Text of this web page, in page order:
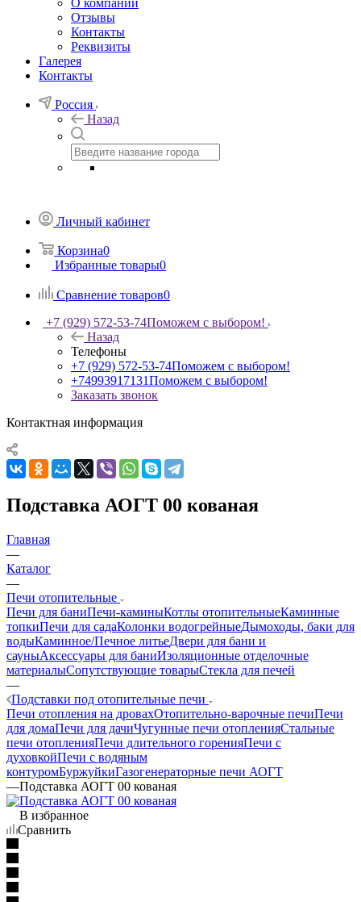
О компании
Отзывы
Контакты
Реквизиты
Галерея
Контакты
Россия
Назад
Личный кабинет
Корзина0
Избранные товары0
Сравнение товаров0
+7 (929) 572-53-74Поможем с выбором!
Назад
Телефоны
+7 (929) 572-53-74Поможем с выбором!
+74993917131Поможем с выбором!
Заказать звонок
Контактная информация
Подставка АОГТ 00 кованая
Главная
—
Каталог
—
Печи отопительные
Печи для баниПечи-каминыКотлы отопительныеКаминные
топкиПечи для садаКолонки водогрейныеДымоходы, баки для
водыКаминное/Печное литьеДвери для бани и
сауныАксессуары для баниИзоляционные отделочные
материалыСопутствующие товарыСтекла для печей
—
Подставки под отопительные печи
Печи отопления на дровахОтопительно-варочные печиПечи
для домаПечи для дачиЧугунные печи отопленияСтальные
печи отопленияПечи длительного горенияПечи с
духовкойПечи с водяным
контуромБуржуйкиГазогенераторные печи АОГТ
—Подставка АОГТ 00 кованая
В избранное
Сравнить